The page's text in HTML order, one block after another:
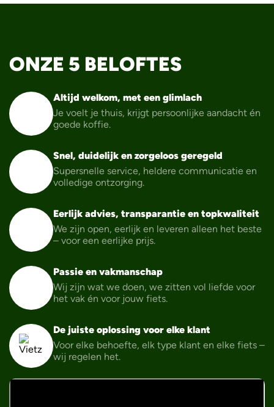
Riese & Müller
HS
€ 7.739,-
Bekijk deze fiets Bekijk deze fiets
Riese & Müller Nevo5
€ 6.099,- voor 5.599,-
Kalkhoff Image 3
€ 3.899,-
ONZE 5 BELOFTES
Altijd welkom, met een glimlach
Je voelt je thuis, krijgt persoonlijke aandacht én
goede koffie.
Snel, duidelijk en zorgeloos geregeld
Supersnelle service, heldere communicatie en
volledige ontzorging.
Eerlijk advies, transparantie en topkwaliteit
We zijn open, eerlijk en leveren alleen het beste
– voor een eerlijke prijs.
Passie en vakmanschap
Wij zijn wat we doen, we zitten vol liefde voor
het vak én voor jouw fiets.
De juiste oplossing voor elke klant
Voor elke behoefte, elk type klant en elke fiets –
wij regelen het.